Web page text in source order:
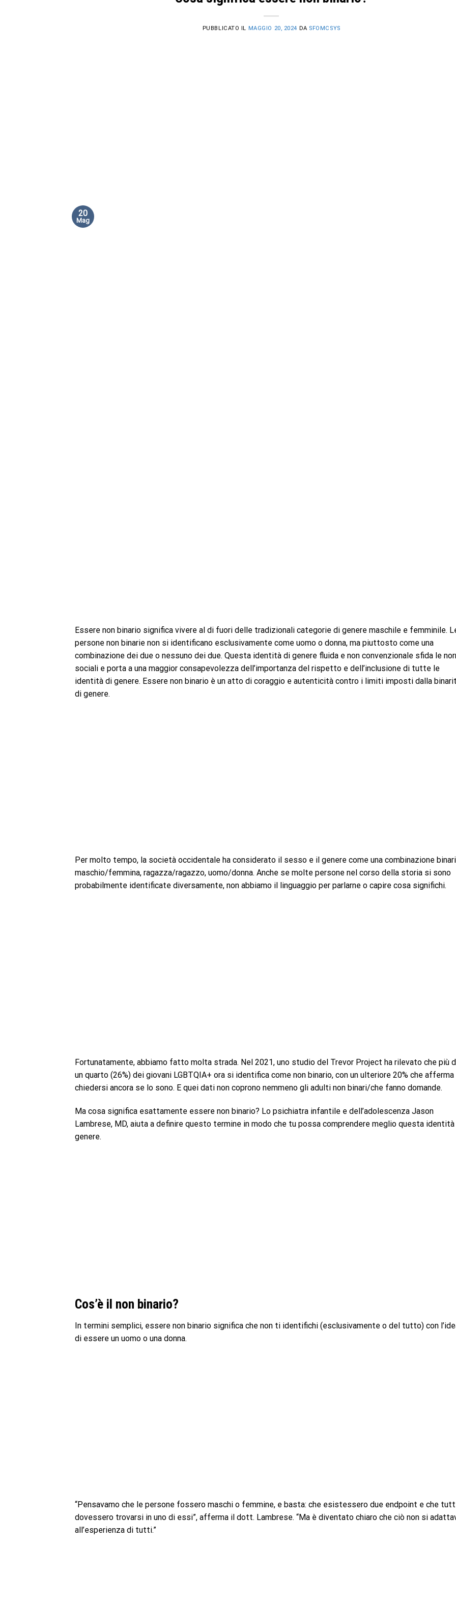
PUBBLICATO IL MAGGIO 20, 2024 DA SFOMCSYS
20
Mag
Essere non binario significa vivere al di fuori delle tradizionali categorie di genere maschile e femminile.
persone non binarie non si identificano esclusivamente come uomo o donna, ma piuttosto come una
combinazione dei due o nessuno dei due. Questa identità di genere fluida e non convenzionale sfida le
sociali e porta a una maggior consapevolezza dell’importanza del rispetto e dell’inclusione di tutte le
identità di genere. Essere non binario è un atto di coraggio e autenticità contro i limiti imposti dalla
di genere.
Per molto tempo, la società occidentale ha considerato il sesso e il genere come una combinazione
maschio/femmina, ragazza/ragazzo, uomo/donna. Anche se molte persone nel corso della storia si sono
probabilmente identificate diversamente, non abbiamo il linguaggio per parlarne o capire cosa significhi.
Fortunatamente, abbiamo fatto molta strada. Nel 2021, uno studio del Trevor Project ha rilevato che più
un quarto (26%) dei giovani LGBTQIA+ ora si identifica come non binario, con un ulteriore 20% che afferma
chiedersi ancora se lo sono. E quei dati non coprono nemmeno gli adulti non binari/che fanno domande.
Ma cosa significa esattamente essere non binario? Lo psichiatra infantile e dell’adolescenza Jason
Lambrese, MD, aiuta a definire questo termine in modo che tu possa comprendere meglio questa
genere.
Cos’è il non binario?
In termini semplici, essere non binario significa che non ti identifichi (esclusivamente o del tutto) con
di essere un uomo o una donna.
“Pensavamo che le persone fossero maschi o femmine, e basta: che esistessero due endpoint e che
dovessero trovarsi in uno di essi”, afferma il dott. Lambrese. “Ma è diventato chiaro che ciò non si
all’esperienza di tutti.”